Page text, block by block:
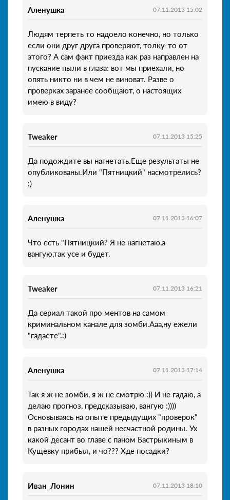
Аленушка 07.11.2013 15:02
Людям терпеть то надоело конечно, но только
если они друг друга проверяют, толку-то от
этого? А сам факт приезда как раз направлен на
пускание пыли в глаза: вот мы приехали, но
опять никто ни в чем не виноват. Разве о
проверках заранее сообщают, о настоящих
имею в виду?
Tweaker 07.11.2013 15:25
Да подождите вы нагнетать.Еще результаты не
опубликованы.Или "Пятницкий" насмотрелись?
:)
Аленушка 07.11.2013 16:07
Что есть "Пятницкий? Я не нагнетаю,а
вангую,так усе и будет.
Tweaker 07.11.2013 16:21
Да сериал такой про ментов на самом
криминальном канале для зомби.Ааа,ну ежели
"гадаете".:)
Аленушка 07.11.2013 17:14
Так я ж не зомби, я ж не смотрю :)) И не гадаю, а
делаю прогноз, предсказываю, вангую :))))
Основываясь на опыте предыдущих "проверок"
в разных городах нашей несчастной родины. Ух
какой десант во главе с паном Бастрыкиным в
Кущевку прибыл, и чо??? Хде посадки?
Иван_Лонин 07.11.2013 18:10